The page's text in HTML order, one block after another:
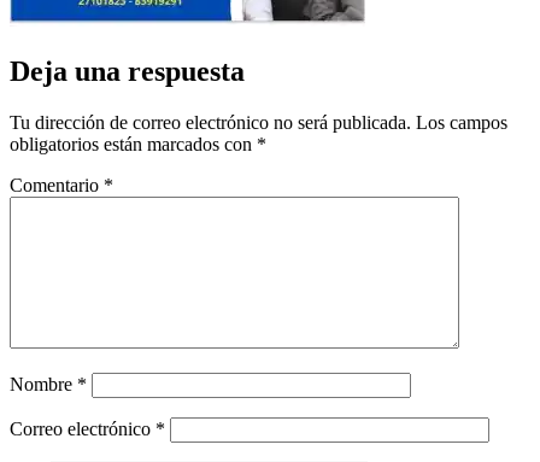
Deja una respuesta
Tu dirección de correo electrónico no será publicada. Los campos
obligatorios están marcados con *
Comentario *
Nombre *
Correo electrónico *